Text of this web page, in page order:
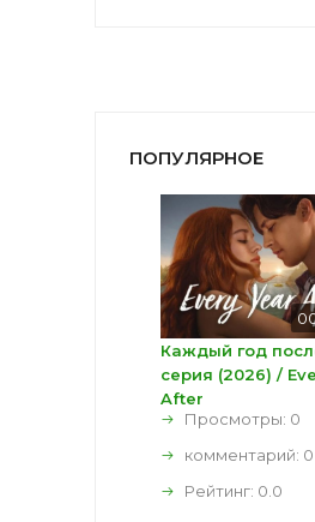
ПОПУЛЯРНОЕ
Каждый год
серия (2026) /
After
Просмотры: 0
комментарий: 0
Рейтинг: 0.0